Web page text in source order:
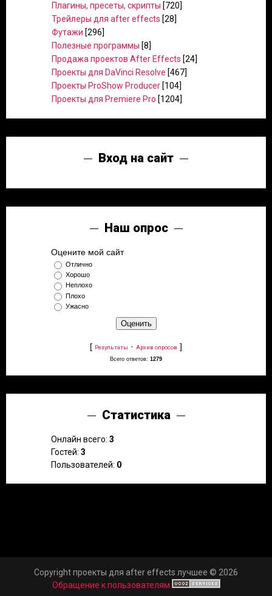
Плагины, пресеты, скрипты [720]
Трейлеры для after effects [28]
Футажи [296]
Полезные программы [8]
Продажа проектов After Effects [24]
Проекты для DaVinci Resolve [467]
Проекты ProShow Producer [104]
Проекты для Premiere Pro [1204]
Вход на сайт
Наш опрос
Оцените мой сайт
Отлично
Хорошо
Неплохо
Плохо
Ужасно
[ Результаты · Архив опросов ]
Всего ответов: 1279
Статистика
Онлайн всего: 3
Гостей: 3
Пользователей: 0
Copyright проекты для after effects лучшее © 2026
Обращение к пользователям